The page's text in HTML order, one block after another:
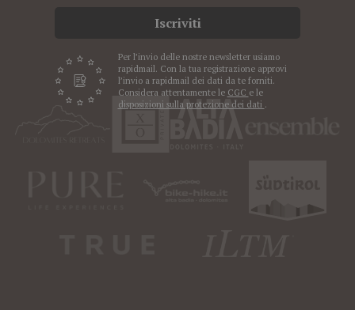
Iscriviti
Per l’invio delle nostre newsletter usiamo
rapidmail. Con la tua registrazione approvi
l’invio a rapidmail dei dati da te forniti.
Considera attentamente le CGC e le
disposizioni sulla protezione dei dati .